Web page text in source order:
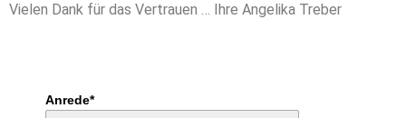
Vielen Dank für das Vertrauen … Ihre Angelika Treber
Anrede*